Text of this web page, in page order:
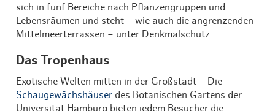
sich in fünf Bereiche nach Pflanzengruppen und
Lebensräumen und steht – wie auch die angrenzenden
Mittelmeerterrassen – unter Denkmalschutz.
Das Tropenhaus
Exotische Welten mitten in der Großstadt – Die
Schaugewächshäuser des Botanischen Gartens der
Universität Hamburg bieten jedem Besucher die